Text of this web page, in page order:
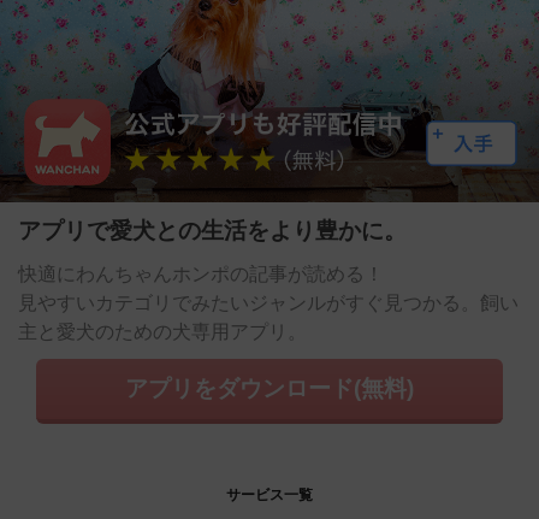
アプリで愛犬との生活をより豊かに。
快適にわんちゃんホンポの記事が読める！
見やすいカテゴリでみたいジャンルがすぐ見つかる。飼い
主と愛犬のための犬専用アプリ。
アプリをダウンロード(無料)
サービス一覧